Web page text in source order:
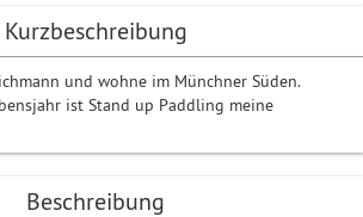
Kurzbeschreibung
und wohne im Münchner Süden.
ist Stand up Paddling meine
Beschreibung